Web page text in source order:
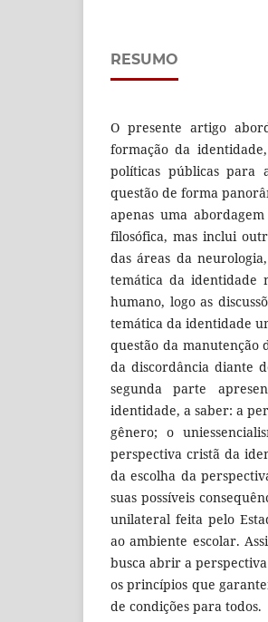
RESUMO
O presente artigo
formação da
políticas públicas para
questão de forma
apenas uma
filosófica, mas inclui
das áreas da
temática da identidade
humano, logo as
temática da identidade
questão da
da discordância diante
segunda parte
identidade, a saber: a
gênero; o
perspectiva cristã da
da escolha da
suas possíveis
unilateral feita pelo
ao ambiente escolar.
busca abrir a
os princípios que
de condições para todos.